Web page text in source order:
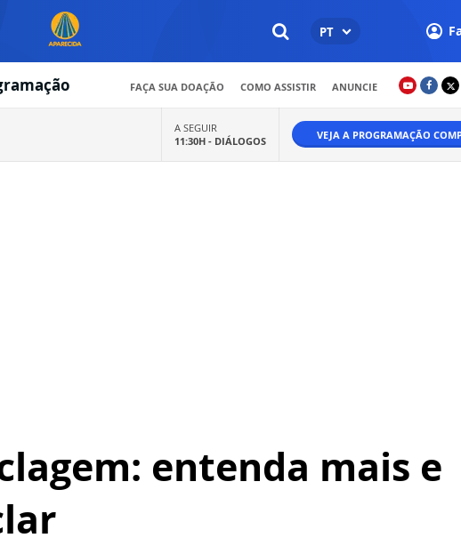
PT
FAÇA SUA DOAÇÃO COMO ASSISTIR ANUNCIE
A SEGUIR
11:30H - DIÁLOGOS VEJA A PROGRAMAÇÃO
entenda mais e